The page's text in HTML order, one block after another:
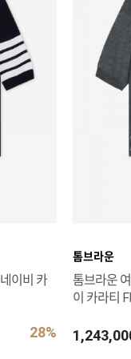
이비 카
28%
톰브라운
톰브라운
이 카라티